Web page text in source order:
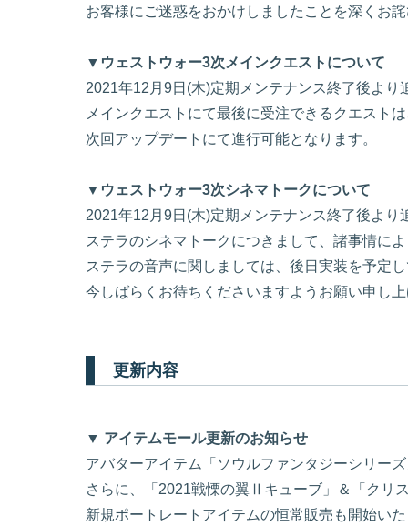
お客様にご迷惑をおかけしましたことを深くお
▼ウェストウォー3次メインクエストについて
2021年12月9日(木)定期メンテナンス終了後より
メインクエストにて最後に受注できるクエスト
次回アップデートにて進行可能となります。
▼ウェストウォー3次シネマトークについて
2021年12月9日(木)定期メンテナンス終了後より
ステラのシネマトークにつきまして、諸事情に
ステラの音声に関しましては、後日実装を予定
今しばらくお待ちくださいますようお願い申し
更新内容
▼ アイテムモール更新のお知らせ
アバターアイテム「ソウルファンタジーシリー
さらに、「2021戦慄の翼Ⅱキューブ」＆「クリ
新規ポートレートアイテムの恒常販売も開始い